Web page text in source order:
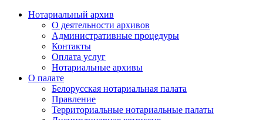
Нотариальный архив
О деятельности архивов
Административные процедуры
Контакты
Оплата услуг
Нотариальные архивы
О палате
Белорусская нотариальная палата
Правление
Территориальные нотариальные палаты